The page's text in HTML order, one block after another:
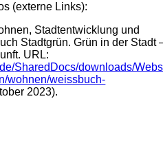
(externe Links):
Stadtentwicklung und
Stadtgrün. Grün in der Stadt
URL:
SharedDocs/downloads/
wohnen/weissbuch-
2023).